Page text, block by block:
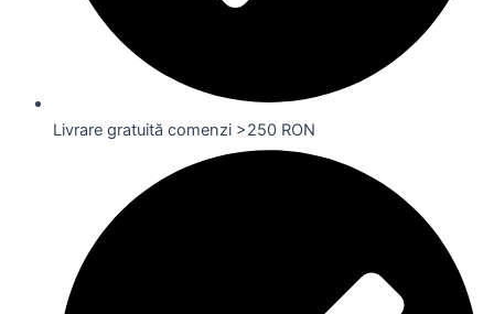
Livrare gratuită comenzi >250 RON